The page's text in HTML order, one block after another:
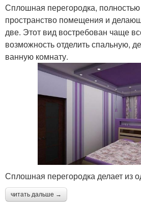
Сплошная перегородка,
пространство помещения и
две. Этот вид востребован чаще
возможность отделить спальную,
ванную комнату.
Сплошная перегородка делает из
читать дальше →